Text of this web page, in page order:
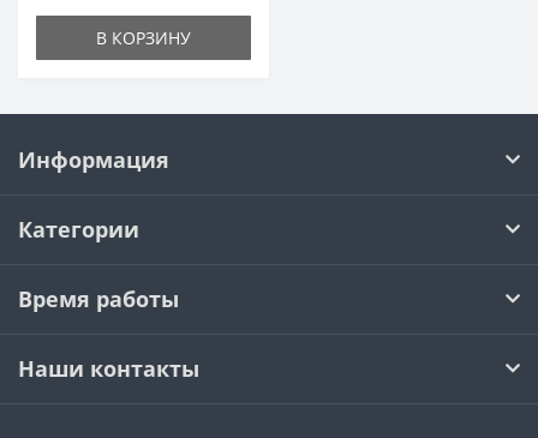
В КОРЗИНУ
Информация
Категории
Время работы
Наши контакты